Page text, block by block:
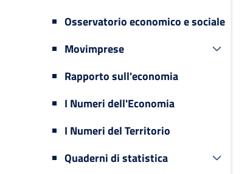
Osservatorio economico e sociale
Movimprese
Rapporto sull'economia
I Numeri dell'Economia
I Numeri del Territorio
Quaderni di statistica